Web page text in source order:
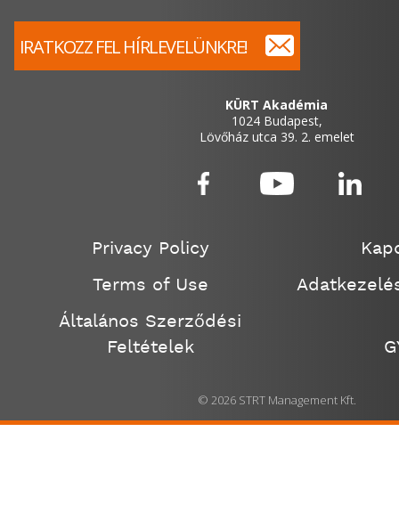
KÜRT Akadémia
1024 Budapest,
Lövőház utca 39. 2. emelet
IRATKOZZ FEL HÍRLEVELÜNKRE!
Privacy Policy
Terms of Use
Általános Szerződési
Feltételek
© 2026 STRT Management Kft.